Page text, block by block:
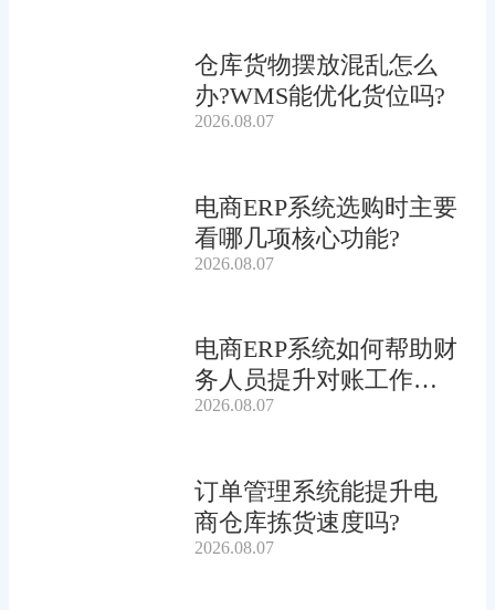
仓库货物摆放混乱怎么
办?WMS能优化货位吗?
2026.08.07
电商ERP系统选购时主要
看哪几项核心功能?
2026.08.07
电商ERP系统如何帮助财
务人员提升对账工作效
率?
2026.08.07
订单管理系统能提升电
商仓库拣货速度吗?
2026.08.07